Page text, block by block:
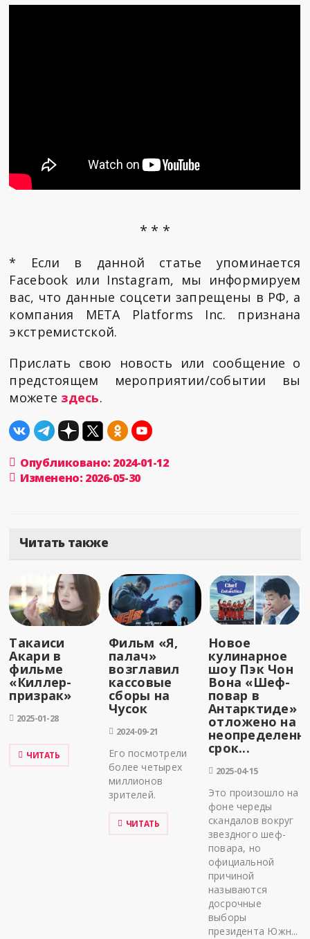
* * *
* Если в данной статье упоминается
Facebook или Instagram, мы информируем
вас, что данные соцсети запрещены в РФ, а
компания META Platforms Inc. признана
экстремистской.
Прислать свою новость или сообщение о
предстоящем мероприятии/событии вы
можете здесь.
Опубликовано: 2024-01-12
Изменено: 2026-05-30
Читать также
Такаиси
Акари в
фильме
«Киллер-
призрак»
2025-01-28
ЧИТАТЬ
Фильм «Я,
палач»
возглавил
кассовые
сборы на
Чусок
2024-09-21
Его посмотрели
более четырех
миллионов
зрителей.
ЧИТАТЬ
Новое
кулинарное
шоу Пэк Чон
Вона «Шеф-
повар в
Антарктиде»
отложено на
срок...
2025-04-15
Это произошло на
фоне череды
скандалов вокруг
звездного шеф-
повара, но
официальной
причиной
называются
досрочные
выборы
президента Южн...